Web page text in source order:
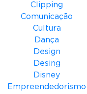
Clipping
Comunicação
Cultura
Dança
Design
Desing
Disney
Empreendedorismo